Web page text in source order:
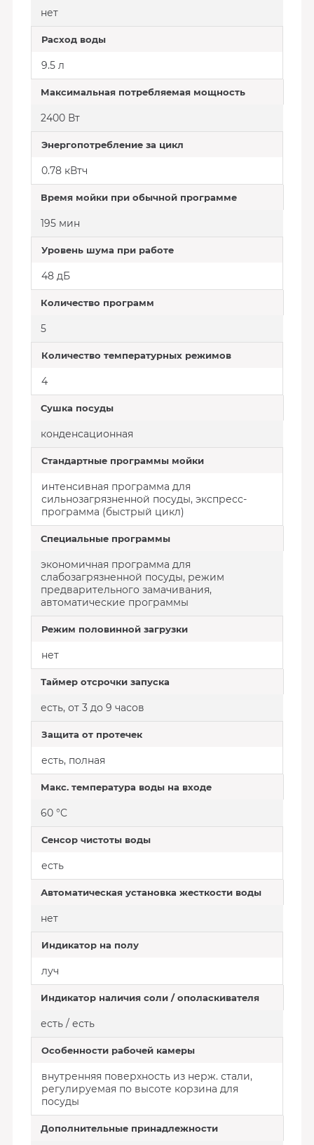
нет
Расход воды
9.5 л
Максимальная потребляемая мощность
2400 Вт
Энергопотребление за цикл
0.78 кВтч
Время мойки при обычной программе
195 мин
Уровень шума при работе
48 дБ
Количество программ
5
Количество температурных режимов
4
Сушка посуды
конденсационная
Стандартные программы мойки
интенсивная программа для
сильнозагрязненной посуды, экспресс-
программа (быстрый цикл)
Специальные программы
экономичная программа для
слабозагрязненной посуды, режим
предварительного замачивания,
автоматические программы
Режим половинной загрузки
нет
Таймер отсрочки запуска
есть, от 3 до 9 часов
Защита от протечек
есть, полная
Макс. температура воды на входе
60 °C
Сенсор чистоты воды
есть
Автоматическая установка жесткости воды
нет
Индикатор на полу
луч
Индикатор наличия соли / ополаскивателя
есть / есть
Особенности рабочей камеры
внутренняя поверхность из нерж. стали,
регулируемая по высоте корзина для
посуды
Дополнительные принадлежности